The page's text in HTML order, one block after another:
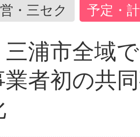
・三セク 予定・
浦市全域
者初の共